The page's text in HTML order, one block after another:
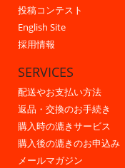
投稿コンテスト
English Site
採用情報
SERVICES
配送やお支払い方法
返品・交換のお手続き
購入時の漉きサービス
購入後の漉きのお申込み
メールマガジン